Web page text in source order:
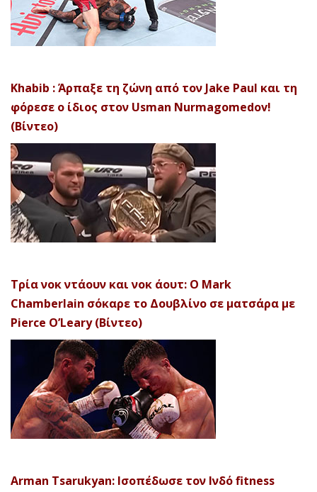
Khabib : Άρπαξε τη ζώνη από τον Jake Paul και τη
φόρεσε ο ίδιος στον Usman Nurmagomedov!
(Βίντεο)
Τρία νοκ ντάουν και νοκ άουτ: Ο Mark
Chamberlain σόκαρε το Δουβλίνο σε ματσάρα με
Pierce O’Leary (Βίντεο)
Arman Tsarukyan: Ισοπέδωσε τον Ινδό fitness